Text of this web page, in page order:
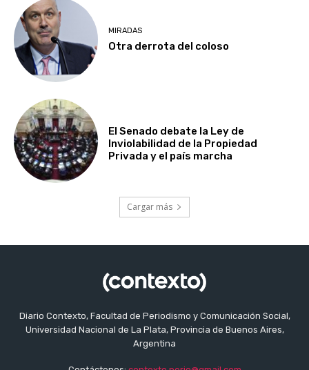
MIRADAS
Otra derrota del coloso
El Senado debate la Ley de
Inviolabilidad de la Propiedad
Privada y el país marcha
Cargar más
Diario Contexto, Facultad de Periodismo y Comunicación Social,
Universidad Nacional de La Plata, Provincia de Buenos Aires,
Argentina